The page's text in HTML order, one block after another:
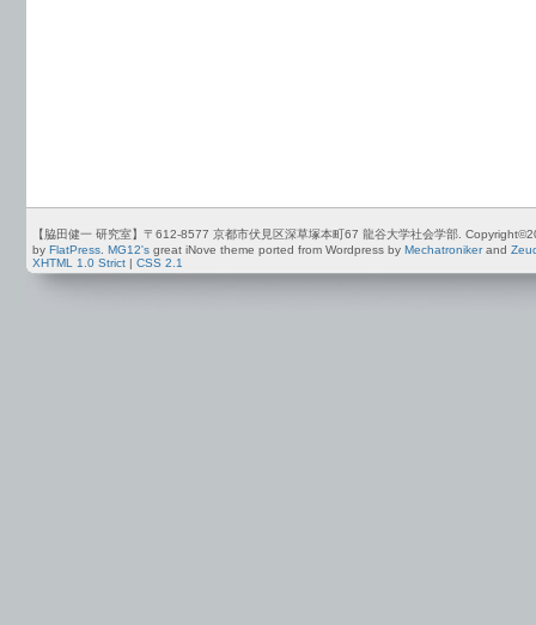
【脇田健一 研究室】〒612-8577 京都市伏見区深草塚本町67 龍谷大学社会学部.
by FlatPress. MG12's great iNove theme ported from Wordpress by Mechatronikerand
XHTML 1.0 Strict
CSS 2.1